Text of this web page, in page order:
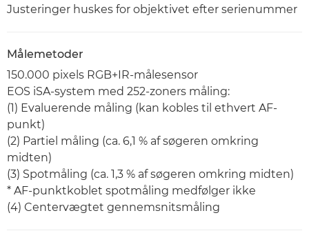
Justeringer huskes for objektivet efter serienummer
Målemetoder
150.000 pixels RGB+IR-målesensor
EOS iSA-system med 252-zoners måling:
(1) Evaluerende måling (kan kobles til ethvert AF-
punkt)
(2) Partiel måling (ca. 6,1 % af søgeren omkring
midten)
(3) Spotmåling (ca. 1,3 % af søgeren omkring midten)
* AF-punktkoblet spotmåling medfølger ikke
(4) Centervægtet gennemsnitsmåling